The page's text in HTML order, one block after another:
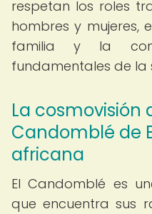
respetan los roles
hombres y mujeres,
familia y la
fundamentales de la
La cosmovisión
Candomblé de
africana
El Candomblé es
que encuentra sus